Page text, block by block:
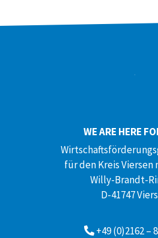
WE ARE HERE
für den Kreis Viersen
Willy-Brandt-
D-41747
+49 (0)2162 –